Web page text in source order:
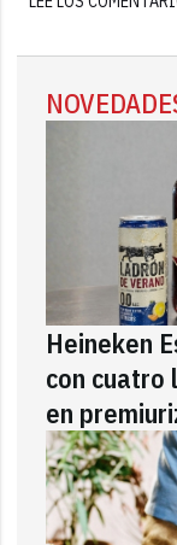
Heineken
con cuatro
en